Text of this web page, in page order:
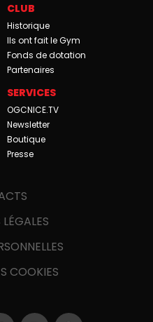
CLUB
Historique
Ils ont fait le Gym
Fonds de dotation
Partenaires
SERVICES
OGCNICE.TV
Newsletter
Boutique
Presse
COOKIES